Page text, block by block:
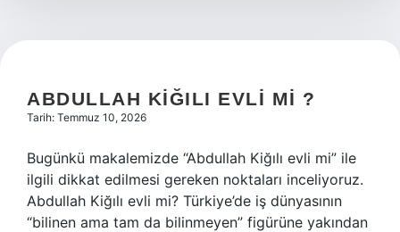
ABDULLAH KIĞILI EVLI MI ?
Tarih: Temmuz 10, 2026
Bugünkü makalemizde “Abdullah Kiğılı evli mi” ile
ilgili dikkat edilmesi gereken noktaları inceliyoruz.
Abdullah Kiğılı evli mi? Türkiye’de iş dünyasının
“bilinen ama tam da bilinmeyen” figürüne yakından